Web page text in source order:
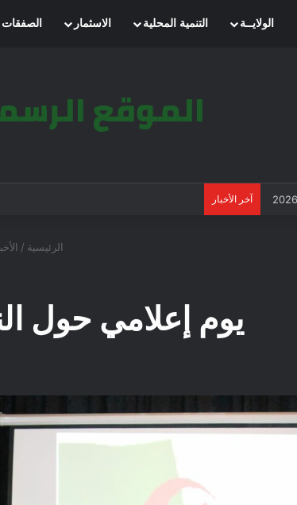
الرئيسيةالولايــة التنمية المحلية الاسثمار الصفقات
آخر الأخبار
الرئيسية /
يوم إعلامي حول